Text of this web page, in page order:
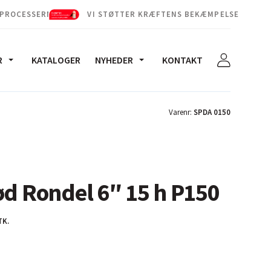
VI STØTTER KRÆFTENS BEKÆMPELSE
KATALOGER NYHEDER KONTAKT
Varenr: SPDA 0150
Rondel 6″ 15 h P150